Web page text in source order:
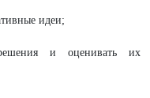
идеи;
и оценивать их